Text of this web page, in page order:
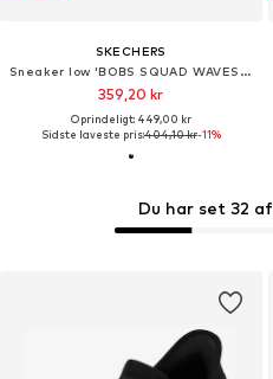
SKECHERS
Sneaker low 'BOBS SQUAD WAVES-CURRENT LOOK'
359,20 kr
Oprindeligt: 449,00 kr
Sidste laveste pris:404,10 kr-11%
Du har set 32